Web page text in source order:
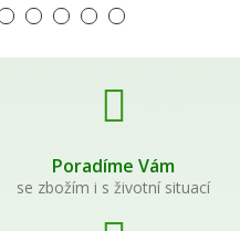
Poradíme Vám
se zbožím i s životní situací